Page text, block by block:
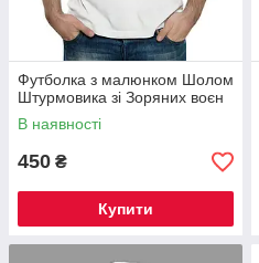
Футболка з малюнком Шолом
Штурмовика зі Зоряних воєн
В наявності
450 ₴
Купити